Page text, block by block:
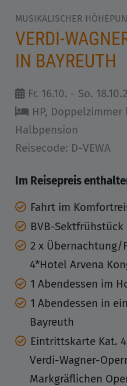
MUSIKALISCHER
VERDI-
IN BAYREUTH
Fr. 16.10. - So.
HP, Doppelzimmer
Halbpension
Reisecode: D-VEWA
Im Reisepreis
Fahrt im
BVB-Sektfrühstück
2 x Übernachtung/
4*Hotel Arvena
1 Abendessen im
1 Abendessen in
Bayreuth
Eintrittskarte Kat.
Verdi-Wagner-
Markgräflichen